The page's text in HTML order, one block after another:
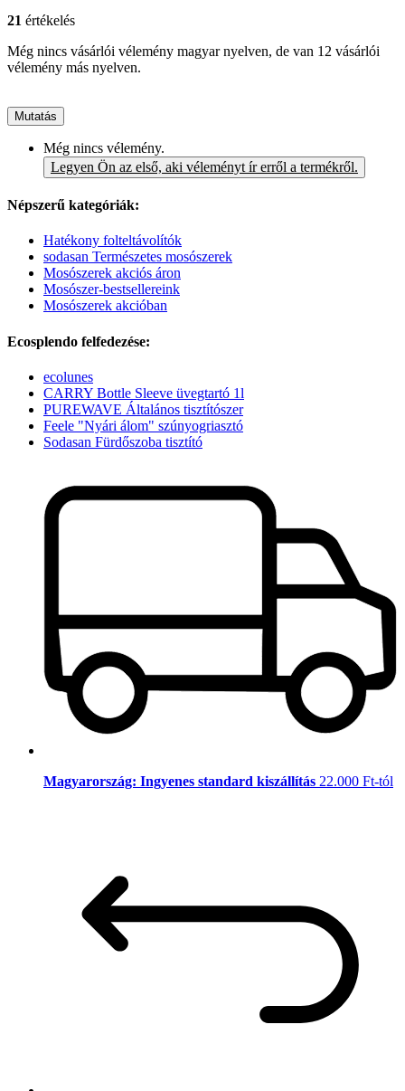
21 értékelés
Még nincs vásárlói vélemény magyar nyelven, de van 12 vásárlói
vélemény más nyelven.
Mutatás
Még nincs vélemény.
Legyen Ön az első, aki véleményt ír erről a termékről.
Népszerű kategóriák:
Hatékony folteltávolítók
sodasan Természetes mosószerek
Mosószerek akciós áron
Mosószer-bestsellereink
Mosószerek akcióban
Ecosplendo felfedezése:
ecolunes
CARRY Bottle Sleeve üvegtartó 1l
PUREWAVE Általános tisztítószer
Feele "Nyári álom" szúnyogriasztó
Sodasan Fürdőszoba tisztító
Magyarország: Ingyenes standard kiszállítás 22.000 Ft-tól